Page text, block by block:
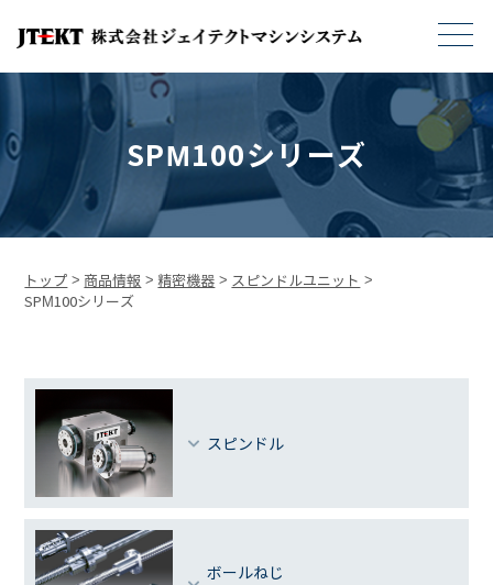
SPM100シリーズ
トップ > 商品情報 > 精密機器 > スピンドルユニット >
SPM100シリーズ
スピンドル
ボールねじ